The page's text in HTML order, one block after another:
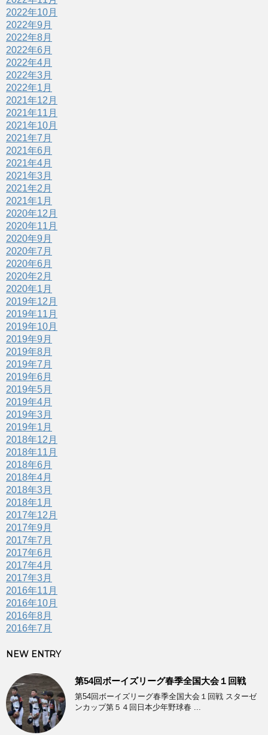
2022年10月
2022年9月
2022年8月
2022年6月
2022年4月
2022年3月
2022年1月
2021年12月
2021年11月
2021年10月
2021年7月
2021年6月
2021年4月
2021年3月
2021年2月
2021年1月
2020年12月
2020年11月
2020年9月
2020年7月
2020年6月
2020年2月
2020年1月
2019年12月
2019年11月
2019年10月
2019年9月
2019年8月
2019年7月
2019年6月
2019年5月
2019年4月
2019年3月
2019年1月
2018年12月
2018年11月
2018年6月
2018年4月
2018年3月
2018年1月
2017年12月
2017年9月
2017年7月
2017年6月
2017年4月
2017年3月
2016年11月
2016年10月
2016年8月
2016年7月
NEW ENTRY
第54回ボーイズリーグ春季全国大会１回戦
第54回ボーイズリーグ春季全国大会１回戦 スターゼ
ンカップ第５４回日本少年野球春 ...